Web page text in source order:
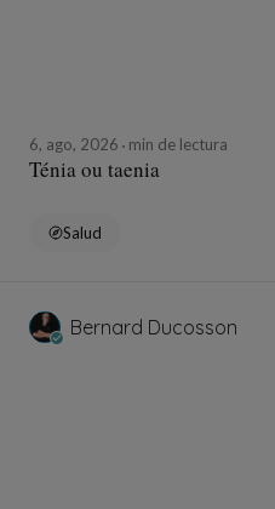
6, ago, 2026 min de lectura
Ténia ou taenia
Salud
Bernard Ducosson